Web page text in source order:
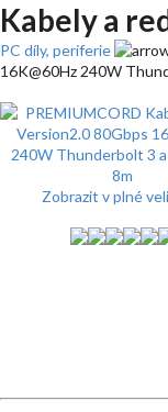
Kabely a
PC díly, periferie
16K@60Hz 240W
Zobrazit v plné